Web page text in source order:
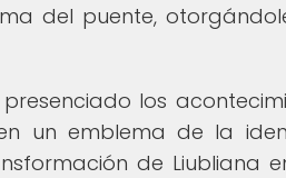
del puente,
los
un emblema de la
de Liubliana